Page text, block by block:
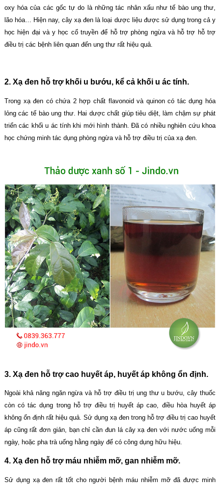
oxy hóa của các gốc tự do là những tác nhân xấu như tế bào ung thư,
lão hóa… Hiện nay, cây xạ đen là loại dược liệu được sử dụng trong cả y
học hiện đại và y học cổ truyền để hỗ trợ phòng ngừa và hỗ trợ hỗ trợ
điều trị các bệnh liên quan đến ung thư rất hiệu quả.
2. Xạ đen hỗ trợ khối u bướu, kể cả khối u ác tính.
Trong xạ đen có chứa 2 hợp chất flavonoid và quinon có tác dụng hóa
lỏng các tế bào ung thư. Hai dược chất giúp tiêu diệt, làm chậm sự phát
triển các khối u ác tính khi mới hình thành. Đã có nhiều nghiên cứu khoa
học chứng minh tác dụng phòng ngừa và hỗ trợ điều trị của xạ đen.
3. Xạ đen hỗ trợ cao huyết áp, huyết áp không ổn định.
Ngoài khả năng ngăn ngừa và hỗ trợ điều trị ung thư u bướu, cây thuốc
còn có tác dụng trong hỗ trợ điều trị huyết áp cao, điều hòa huyết áp
không ổn định rất hiệu quả. Sử dụng xạ đen trong hỗ trợ điều trị cao huyết
áp cũng rất đơn giản, bạn chỉ cần đun lá cây xạ đen với nước uống mỗi
ngày, hoặc pha trà uống hằng ngày để có công dụng hữu hiệu.
4. Xạ đen hỗ trợ máu nhiễm mỡ, gan nhiễm mỡ.
Sử dụng xạ đen rất tốt cho người bệnh máu nhiễm mỡ đã được minh